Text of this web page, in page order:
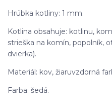
Hrúbka kotliny: 1 mm.
Kotlina obsahuje: kotlinu,
strieška na komín, popolník,
dvierka).
Materiál: kov, žiaruvzdorná
Farba: šedá.